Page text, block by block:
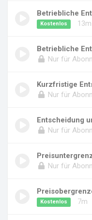
Betriebliche
Kostenlos 13m
Betriebliche
Nur für
Kurzfristige
Nur für
Nur für
Nur für
Kostenlos 7m